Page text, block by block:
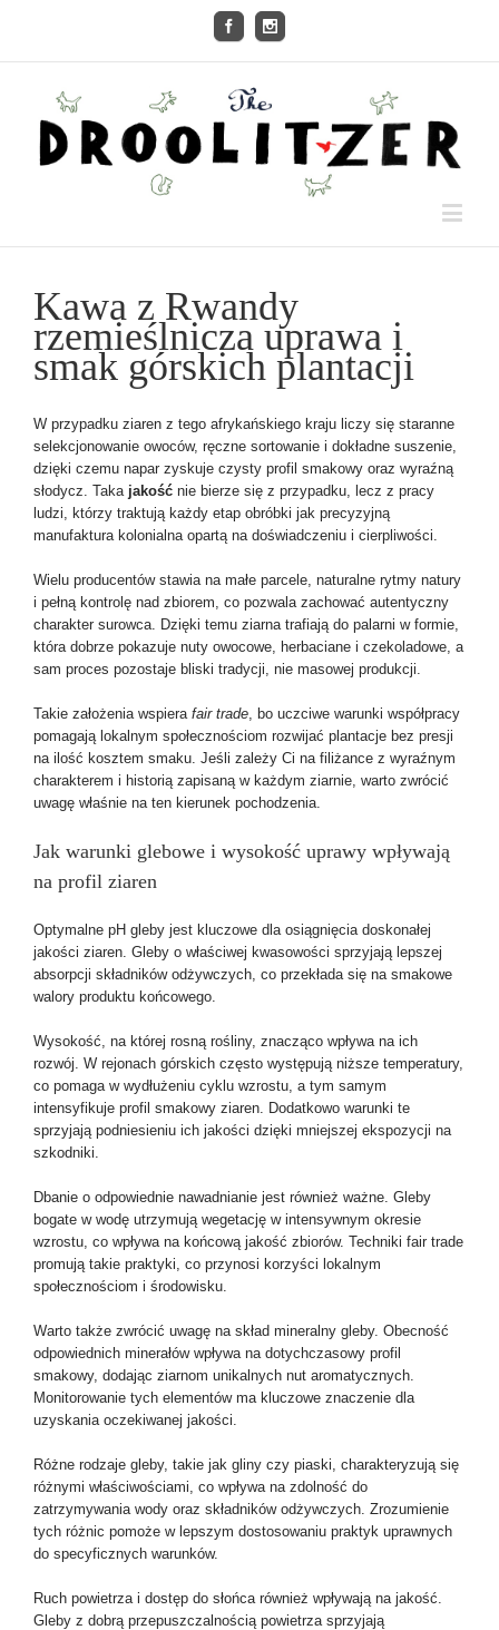
Kawa z Rwandy
rzemieślnicza uprawa i
smak górskich plantacji
W przypadku ziaren z tego afrykańskiego kraju liczy się staranne
selekcjonowanie owoców, ręczne sortowanie i dokładne suszenie,
dzięki czemu napar zyskuje czysty profil smakowy oraz wyraźną
słodycz. Taka jakość nie bierze się z przypadku, lecz z pracy
ludzi, którzy traktują każdy etap obróbki jak precyzyjną
manufaktura kolonialna opartą na doświadczeniu i cierpliwości.
Wielu producentów stawia na małe parcele, naturalne rytmy natury
i pełną kontrolę nad zbiorem, co pozwala zachować autentyczny
charakter surowca. Dzięki temu ziarna trafiają do palarni w formie,
która dobrze pokazuje nuty owocowe, herbaciane i czekoladowe, a
sam proces pozostaje bliski tradycji, nie masowej produkcji.
Takie założenia wspiera fair trade , bo uczciwe warunki współpracy
pomagają lokalnym społecznościom rozwijać plantacje bez presji
na ilość kosztem smaku. Jeśli zależy Ci na filiżance z wyraźnym
charakterem i historią zapisaną w każdym ziarnie, warto zwrócić
uwagę właśnie na ten kierunek pochodzenia.
Jak warunki glebowe i wysokość uprawy wpływają
na profil ziaren
Optymalne pH gleby jest kluczowe dla osiągnięcia doskonałej
jakości ziaren. Gleby o właściwej kwasowości sprzyjają lepszej
absorpcji składników odżywczych, co przekłada się na smakowe
walory produktu końcowego.
Wysokość, na której rosną rośliny, znacząco wpływa na ich
rozwój. W rejonach górskich często występują niższe temperatury,
co pomaga w wydłużeniu cyklu wzrostu, a tym samym
intensyfikuje profil smakowy ziaren. Dodatkowo warunki te
sprzyjają podniesieniu ich jakości dzięki mniejszej ekspozycji na
szkodniki.
Dbanie o odpowiednie nawadnianie jest również ważne. Gleby
bogate w wodę utrzymują wegetację w intensywnym okresie
wzrostu, co wpływa na końcową jakość zbiorów. Techniki fair trade
promują takie praktyki, co przynosi korzyści lokalnym
społecznościom i środowisku.
Warto także zwrócić uwagę na skład mineralny gleby. Obecność
odpowiednich minerałów wpływa na dotychczasowy profil
smakowy, dodając ziarnom unikalnych nut aromatycznych.
Monitorowanie tych elementów ma kluczowe znaczenie dla
uzyskania oczekiwanej jakości.
Różne rodzaje gleby, takie jak gliny czy piaski, charakteryzują się
różnymi właściwościami, co wpływa na zdolność do
zatrzymywania wody oraz składników odżywczych. Zrozumienie
tych różnic pomoże w lepszym dostosowaniu praktyk uprawnych
do specyficznych warunków.
Ruch powietrza i dostęp do słońca również wpływają na jakość.
Gleby z dobrą przepuszczalnością powietrza sprzyjają